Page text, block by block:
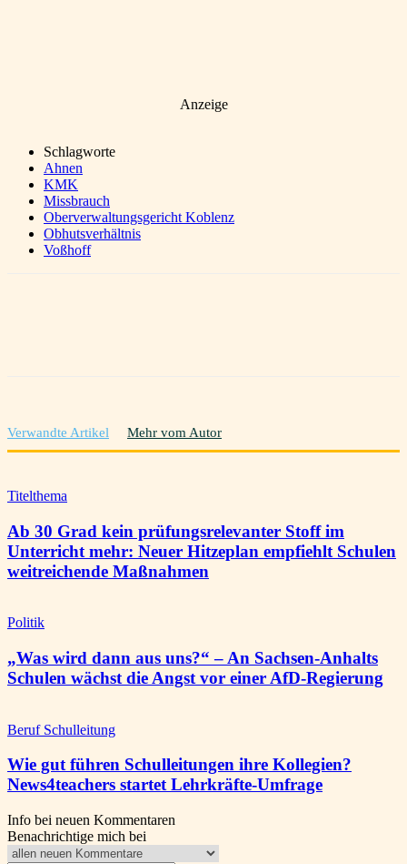
Anzeige
Schlagworte
Ahnen
KMK
Missbrauch
Oberverwaltungsgericht Koblenz
Obhutsverhältnis
Voßhoff
Verwandte Artikel Mehr vom Autor
Titelthema
Ab 30 Grad kein prüfungsrelevanter Stoff im
Unterricht mehr: Neuer Hitzeplan empfiehlt Schulen
weitreichende Maßnahmen
Politik
„Was wird dann aus uns?“ – An Sachsen-Anhalts
Schulen wächst die Angst vor einer AfD-Regierung
Beruf Schulleitung
Wie gut führen Schulleitungen ihre Kollegien?
News4teachers startet Lehrkräfte-Umfrage
Info bei neuen Kommentaren
Benachrichtige mich bei